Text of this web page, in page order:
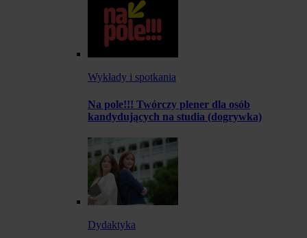
Wykłady i spotkania
Na pole!!! Twórczy plener dla osób
kandydujących na studia (dogrywka)
Dydaktyka